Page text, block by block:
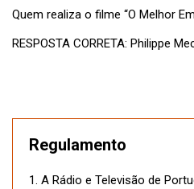
Quem realiza o filme “O Melhor
RESPOSTA CORRETA: Philippe
Regulamento
1. A Rádio e Televisão de